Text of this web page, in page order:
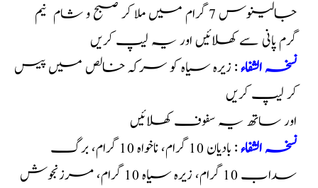
جالینوس 7 گرام میں ملا کر صبح و شام نیم
گرم پانی سے کھلائیں اور یہ لیپ کریں
نسخہ الشفاء: زیرہ سیاہ کو سرکہ خالص میں پیس
کر لیپ کریں
اور ساتھ یہ سفوف کھلائیں
نسخہ الشفاء
: بادیان 10 گرام، ناخواہ 10 گرام، برگ
سداب 10 گرام، زیرہ سیاہ 10 گرام، مرزنجوش